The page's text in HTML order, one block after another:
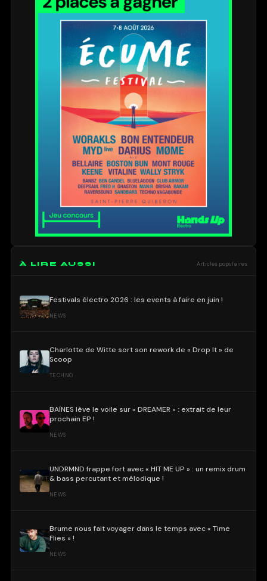
À LIRE AUSSI Articles populaires
Festivals électro 2026 : les events à faire en juin !
NEWS
Charlotte de Witte sort son rework de « Drop It » de
Scoop
TECHNO
BAÏNES lève le voile sur « DREAMER » : extrait de leur
prochain EP !
NEWS
UNDRMND frappe fort avec « HIT ME UP » : un remix drum
& bass percutant et mélodique !
NEWS
Brume nous fait voyager dans le temps avec « Time
Flies » !
NEWS